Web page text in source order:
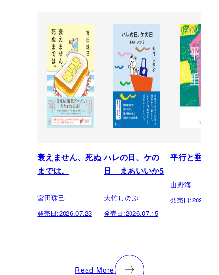
衰えません、死ぬ
までは。
宮田珠己
発売日:2026.07.23
ハレの日、ケの
日 まあいいか5
大竹しのぶ
発売日:2026.07.15
平行と垂直
山野海
発売日:
Read More